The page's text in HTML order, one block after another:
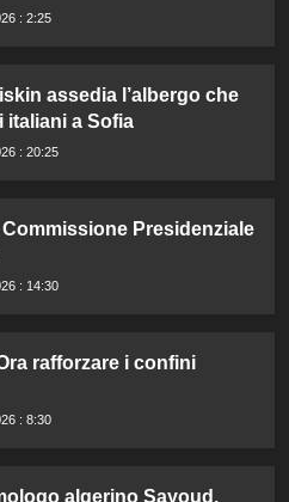
: 2:25
assedia l’albergo che
italiani a Sofia
: 20:25
Presidenziale
: 14:30
rafforzare i confini
: 8:30
algerino Sayoud,